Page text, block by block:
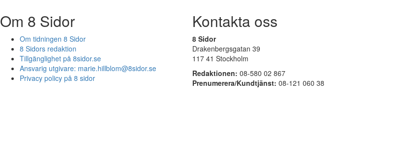
Om 8 Sidor
Om tidningen 8 Sidor
8 Sidors redaktion
Tillgänglighet på 8sidor.se
Ansvarig utgivare: marie.hillblom@8sidor.se
Privacy policy på 8 sidor
Kontakta oss
8 Sidor
Drakenbergsgatan 39
117 41 Stockholm
Redaktionen: 08-580 02 867
Prenumerera/Kundtjänst: 08-121 060 38